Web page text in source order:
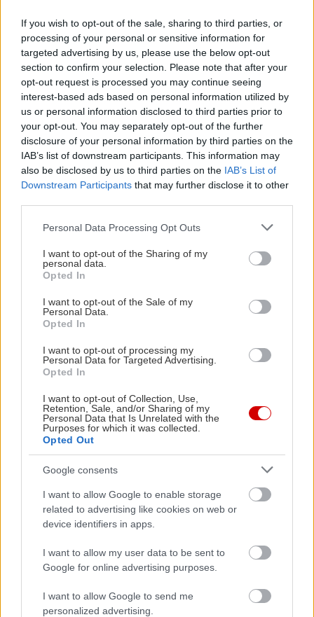
If you wish to opt-out of the sale, sharing to third parties, or
processing of your personal or sensitive information for
targeted advertising by us, please use the below opt-out
section to confirm your selection. Please note that after your
opt-out request is processed you may continue seeing
interest-based ads based on personal information utilized by
us or personal information disclosed to third parties prior to
your opt-out. You may separately opt-out of the further
disclosure of your personal information by third parties on the
IAB’s list of downstream participants. This information may
also be disclosed by us to third parties on the IAB’s List of
Downstream Participants that may further disclose it to other
Please note that this website/app uses one or more Google
not limited to your visit or usage behaviour. You may click to
grant or deny consent to Google and its third-party tags to
use your data for below specified purposes in below Google
consent section.
Personal Data Processing Opt Outs
I want to opt-out of the Sharing of my
personal data.
Opted In
I want to opt-out of the Sale of my
Personal Data.
Opted In
I want to opt-out of processing my
Personal Data for Targeted Advertising.
Opted In
I want to opt-out of Collection, Use,
Retention, Sale, and/or Sharing of my
Personal Data that Is Unrelated with the
Purposes for which it was collected.
Opted Out
Google consents
I want to allow Google to enable storage
related to advertising like cookies on web or
device identifiers in apps.
I want to allow my user data to be sent to
Google for online advertising purposes.
I want to allow Google to send me
personalized advertising.
νέα γενιά της τετρακίνησης Q4 δίνει απόλυτη
ελευθερία κινήσεων σε όλους τους οδηγούς.
Τόσο σε εκείνους που θέλουν να απολαμβάνουν
το μέγιστο κράτημα όσο και σε εκείνους που
θέλουν ένα αυτοκίνητο με διευρυμένες
δυνατότητες σε εδάφη με χαμηλή πρόσφυση.
Το «παρών» δίνει επίσης ο επιλογέας οδηγικού
προφίλ Alfa DNA, που εξασφαλίζει τη δυνατότητα
Η επιλογή “Dynamic” εξασφαλίζει τη μέγιστη
παροχή ισχύος και σπορ συμπεριφορά, ενώ η
“Natural” είναι η ιδανική για την καθημερινή
οδήγηση. Υπάρχει επίσης η “Q4” για συνθήκες
χαμηλής πρόσφυσης που μεγιστοποιεί τον έλεγχο
και την ευστάθεια του αυτοκινήτου, ενώ
αντίστοιχα η “Advanced Efficiency” μεγιστοποιεί
την αποδοτικότητα και την οικονομία καυσίμου.
Η νέα έκδοση της Alfa Romeo Junior θα είναι
διαθέσιμη πολύ σύντομα για παραγγελίες στην
Ελλάδα, συνοδευόμενη από τέσσερα χρόνια
εγγύησης και πολύ πλούσιο εξοπλισμό άνεσης και
ασφάλειας.
Τι οδηγικές μας εντυπώσεις από την Alfa Romeo
Junior Ibrida Q4, θα δημοσιεύσουμε στις
21/3/2024, μόλις ολοκληρωθεί η διαδικασία του
embargo που εχει καθορίσει η Alfa Romeo.